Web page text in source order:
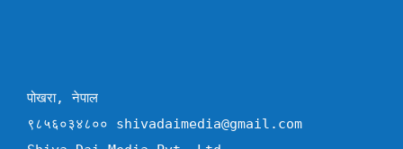
पोखरा, नेपाल
९८५६०३४८०० shivadaimedia@gmail.com